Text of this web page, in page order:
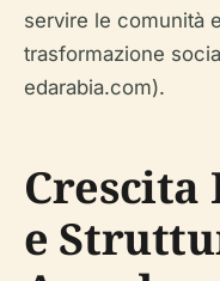
servire le comunità
trasformazione
edarabia.com).
e